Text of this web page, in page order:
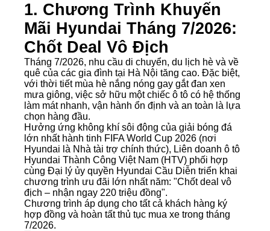
1. Chương Trình Khuyến
Mãi Hyundai Tháng 7/2026:
Chốt Deal Vô Địch
Tháng 7/2026, nhu cầu di chuyển, du lịch hè và về
quê của các gia đình tại Hà Nội tăng cao. Đặc biệt,
với thời tiết mùa hè nắng nóng gay gắt đan xen
mưa giông, việc sở hữu một chiếc ô tô có hệ thống
làm mát nhanh, vận hành ổn định và an toàn là lựa
chọn hàng đầu.
Hưởng ứng không khí sôi động của giải bóng đá
lớn nhất hành tinh FIFA World Cup 2026 (nơi
Hyundai là Nhà tài trợ chính thức), Liên doanh ô tô
Hyundai Thành Công Việt Nam (HTV) phối hợp
cùng Đại lý ủy quyền Hyundai Cầu Diễn triển khai
chương trình ưu đãi lớn nhất năm: "Chốt deal vô
địch – nhận ngay 220 triệu đồng".
Chương trình áp dụng cho tất cả khách hàng ký
hợp đồng và hoàn tất thủ tục mua xe trong tháng
7/2026.